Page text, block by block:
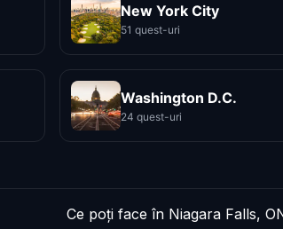
New York City
51 quest-uri
Washington D.C.
24 quest-uri
Ce poți face în Niagara Falls,